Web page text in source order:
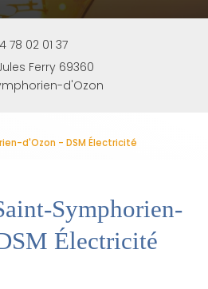
78 02 01 37
Ferry 69360
d'Ozon
d'Ozon - DSM Électricité
Symphorien-
Électricité